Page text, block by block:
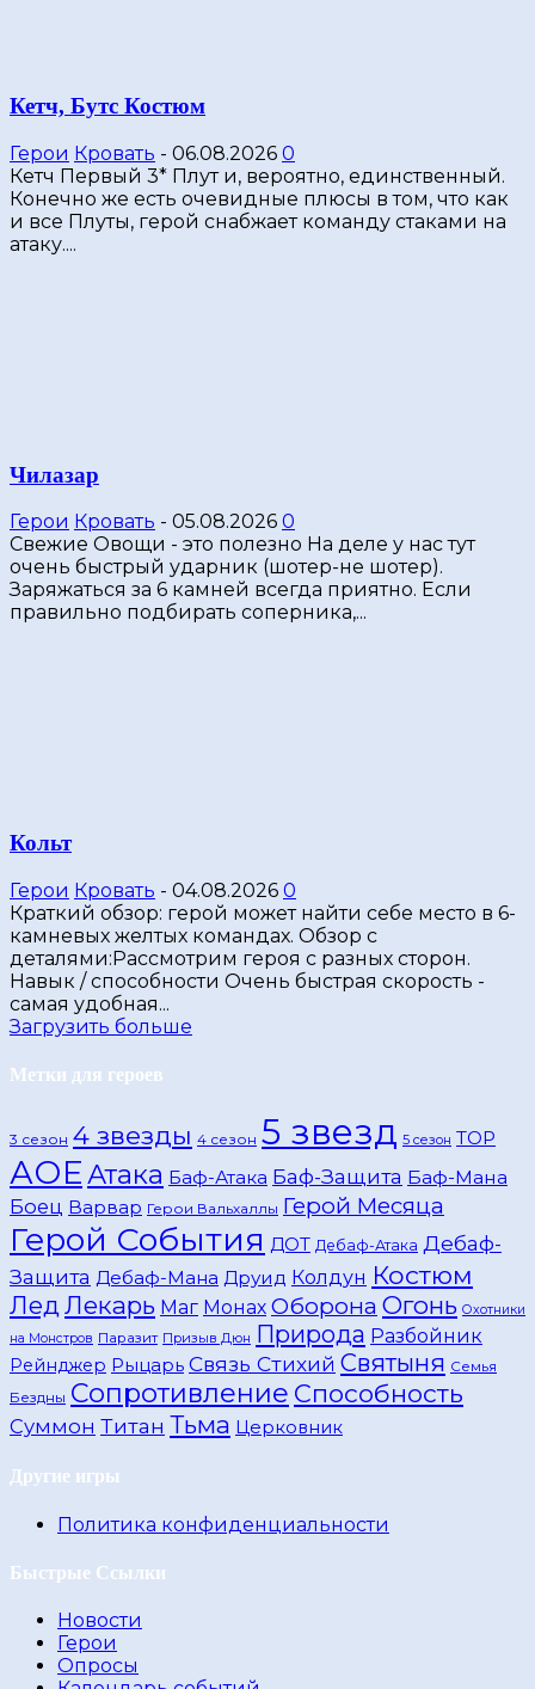
Кетч, Бутс Костюм
Герои Кровать - 06.08.2026 0
Кетч Первый 3* Плут и, вероятно, единственный.
Конечно же есть очевидные плюсы в том, что как
и все Плуты, герой снабжает команду стаками на
атаку....
Чилазар
Герои Кровать - 05.08.2026 0
Свежие Овощи - это полезно На деле у нас тут
очень быстрый ударник (шотер-не шотер).
Заряжаться за 6 камней всегда приятно. Если
правильно подбирать соперника,...
Кольт
Герои Кровать - 04.08.2026 0
Краткий обзор: герой может найти себе место в 6-
камневых желтых командах. Обзор с
деталями:Рассмотрим героя с разных сторон.
Навык / способности Очень быстрая скорость -
самая удобная...
Загрузить больше
Метки для героев
3 сезон 4 звезды 4 сезон 5 звезд 5 сезон TOP
АОЕАтака Баф-Атака Баф-Защита Баф-Мана
Боец Варвар Герои Вальхаллы Герой Месяца
Герой События ДОТ Дебаф-Атака Дебаф-
Защита Дебаф-Мана Друид Колдун Костюм
ЛедЛекарь Маг Монах Оборона Огонь Охотники
на Монстров Паразит Призыв Дюн Природа Разбойник
Рейнджер Рыцарь Связь Стихий Святыня Семья
Бездны Сопротивление Способность
Суммон Титан Тьма Церковник
Другие игры
Политика конфиденциальности
Быстрые Ссылки
Новости
Герои
Опросы